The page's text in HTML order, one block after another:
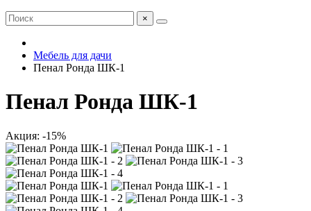
×
Мебель для дачи
Пенал Ронда ШК-1
Пенал Ронда ШК-1
Акция: -15%